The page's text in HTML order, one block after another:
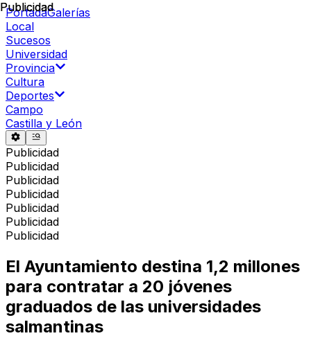
PortadaGalerías
Local
Sucesos
Universidad
Provincia
Cultura
Deportes
Campo
Castilla y León
Publicidad
Publicidad
Publicidad
Publicidad
Publicidad
Publicidad
Publicidad
Publicidad
El Ayuntamiento destina 1,2 millones
para contratar a 20 jóvenes
graduados de las universidades
salmantinas
Publicidad